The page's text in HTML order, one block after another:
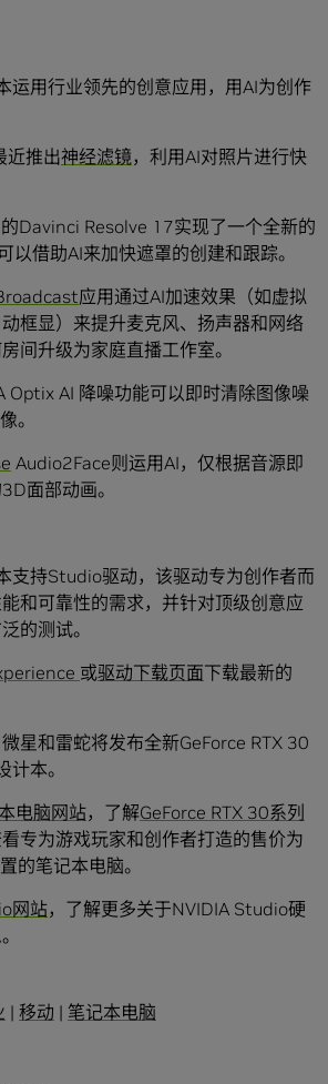
运用行业领先的创意应用，用AI为创作
近推出神经滤镜，利用AI对照片进行快
Davinci Resolve 17实现了一个全新的
借助AI来加快遮罩的创建和跟踪。
应用通过AI加速效果（如虚拟
框显）来提升麦克风、扬声器和网络
间升级为家庭直播工作室。
Optix AI 降噪功能可以即时清除图像噪
。
Audio2Face则运用AI，仅根据音源即
面部动画。
支持Studio驱动，该驱动专为创作者而
和可靠性的需求，并针对顶级创意应
的测试。
或驱动下载页面下载最新的
星和雷蛇将发布全新GeForce RTX 30
本。
电脑网站，了解GeForce RTX 30系列
专为游戏玩家和创作者打造的售价为
的笔记本电脑。
网站，了解更多关于NVIDIA Studio硬
| 移动 | 笔记本电脑